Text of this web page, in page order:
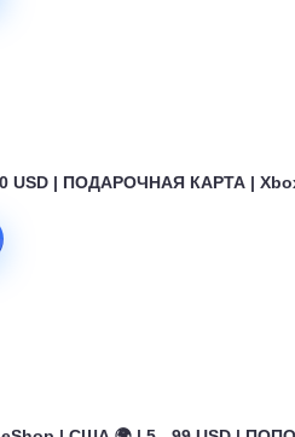
USD | ПОДАРОЧНАЯ КАРТА |